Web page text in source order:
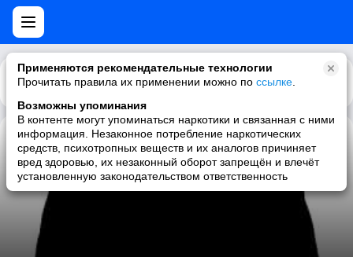
Применяются рекомендательные технологии
Прочитать правила их применении можно по ссылке
Возможны упоминания
В контенте могут упоминаться наркотики и связанная с ними
информация. Незаконное потребление наркотических
средств, психотропных веществ и их аналогов причиняет
вред здоровью, их незаконный оборот запрещён и влечёт
установленную законодательством ответственность
Каталог Рекомендации
Soul Bossa Nova (Dim's Space-A-Nova)
Quincy Jones and His Orchestra